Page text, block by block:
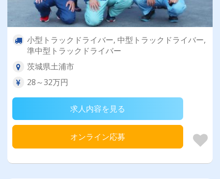
小型トラックドライバー, 中型トラックドライバー,
準中型トラックドライバー
茨城県土浦市
28～32万円
求人内容を見る
オンライン応募